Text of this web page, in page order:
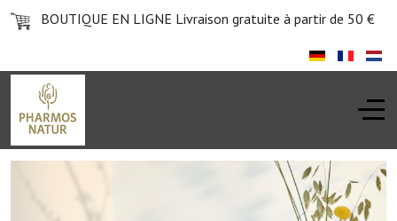
BOUTIQUE EN LIGNE Livraison gratuite à partir de 50 €